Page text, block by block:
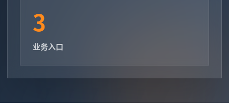
3
业务入口